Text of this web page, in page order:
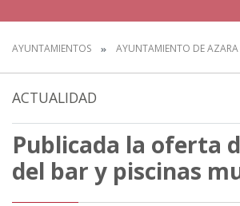
AYUNTAMIENTOS AYUNTAMIENTO DE AZARA
ACTUALIDAD
Publicada la oferta
del bar y piscinas